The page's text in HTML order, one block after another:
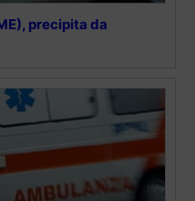
precipita da